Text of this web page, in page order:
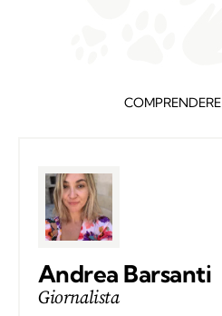
COMPRENDERE
Andrea Barsanti
Giornalista